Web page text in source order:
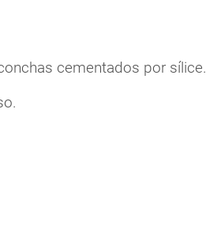
cementados por sílice.